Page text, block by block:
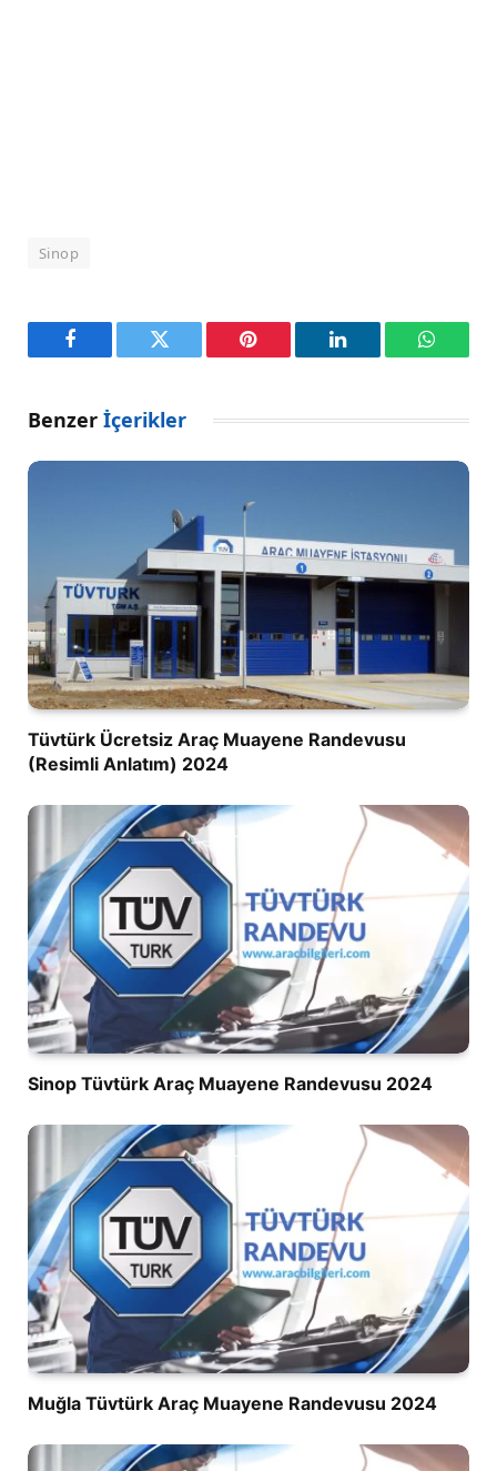
Sinop
Facebook Twitter Pinterest LinkedIn
Benzer İçerikler
Tüvtürk Ücretsiz Araç Muayene Randevusu
(Resimli Anlatım) 2024
Sinop Tüvtürk Araç Muayene Randevusu 2024
Muğla Tüvtürk Araç Muayene Randevusu 2024